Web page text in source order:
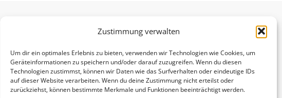
Zustimmung verwalten
Um dir ein optimales Erlebnis zu bieten, verwenden wir Technologien wie Cookies, um
Geräteinformationen zu speichern und/oder darauf zuzugreifen. Wenn du diesen
Technologien zustimmst, können wir Daten wie das Surfverhalten oder eindeutige IDs
auf dieser Website verarbeiten. Wenn du deine Zustimmung nicht erteilst oder
zurückziehst, können bestimmte Merkmale und Funktionen beeinträchtigt werden.